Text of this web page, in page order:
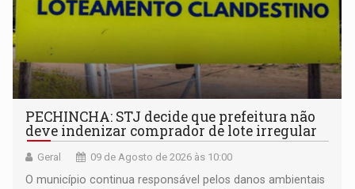
PECHINCHA: STJ decide que prefeitura não
deve indenizar comprador de lote irregular
Geral 09 de Agosto de 2026 às 10:00
O município continua responsável pelos danos ambientais